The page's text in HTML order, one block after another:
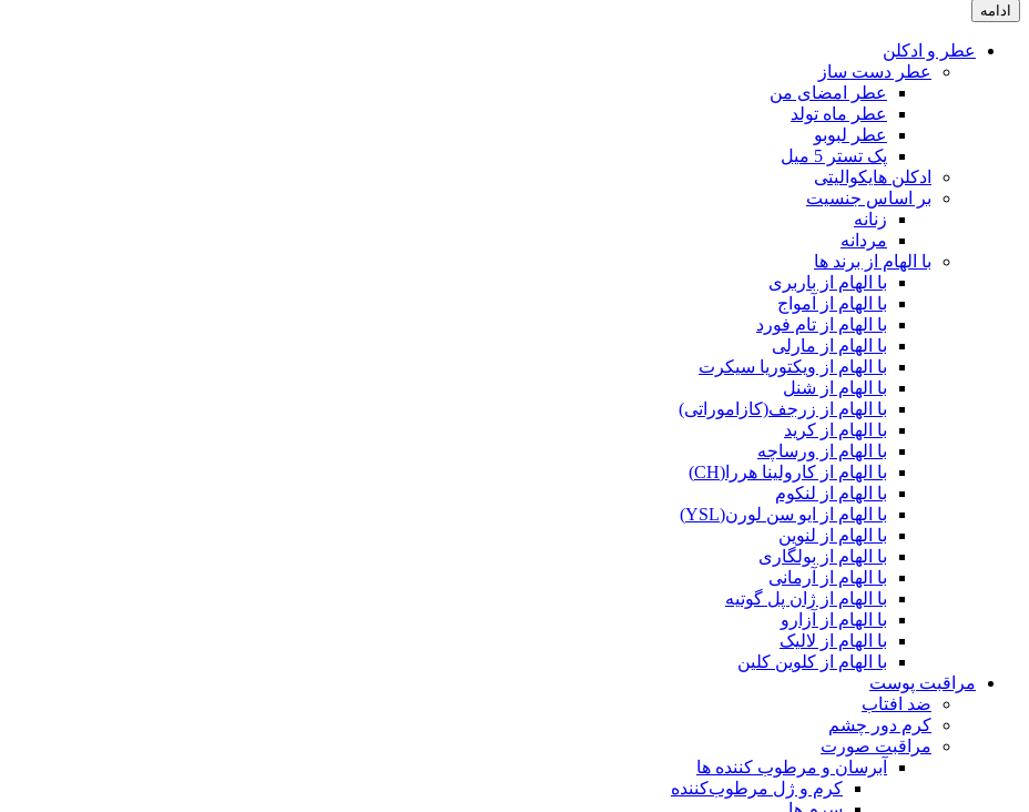
ادامه
عطر و ادکلن
عطر دست ساز
عطر امضای من
عطر ماه تولد
عطر لبوبو
پک تستر 5 میل
ادکلن هایکوالیتی
بر اساس جنسیت
زنانه
مردانه
با الهام از برند ها
با الهام از باربری
با الهام از آمواج
با الهام از تام فورد
با الهام از مارلی
با الهام از ویکتوریا سیکرت
با الهام از شنل
با الهام از زرجف(کازاموراتی)
با الهام از کرید
با الهام از ورساچه
با الهام از کارولینا هررا(CH)
با الهام از لنکوم
با الهام از ایو سن لورن(YSL)
با الهام از لنوین
با الهام از بولگاری
با الهام از آرمانی
با الهام از ژان پل گوتیه
با الهام از آزارو
با الهام از لالیک
با الهام از کلوین کلین
مراقبت پوست
ضد افتاب
کرم دور چشم
مراقبت صورت
آبرسان و مرطوب کننده ها
کرم و ژل مرطوب‌کننده